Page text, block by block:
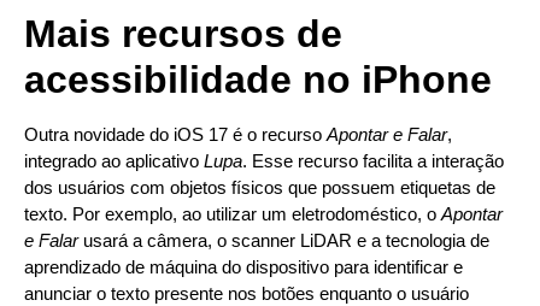
Mais recursos de
acessibilidade no iPhone
Outra novidade do iOS 17 é o recursoApontar e Falar,
integrado ao aplicativo Lupa. Esse recurso facilita a interação
dos usuários com objetos físicos que possuem etiquetas de
texto. Por exemplo, ao utilizar um eletrodoméstico, oApontar
e Falarusará a câmera, o scanner LiDAR e a tecnologia de
aprendizado de máquina do dispositivo para identificar e
anunciar o texto presente nos botões enquanto o usuário